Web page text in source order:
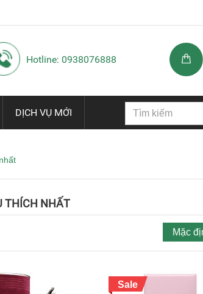
Hotline: 0938076888
DỊCH VỤ MỚI
THÍCH NHẤT
Sale